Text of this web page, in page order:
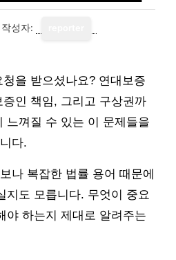
작성자:
을 받으셨나요? 연대보증
인 책임, 그리고 구상권까
느껴질 수 있는 이 문제들을
다.
나 복잡한 법률 용어 때문에
지도 모릅니다. 무엇이 중요
야 하는지 제대로 알려주는